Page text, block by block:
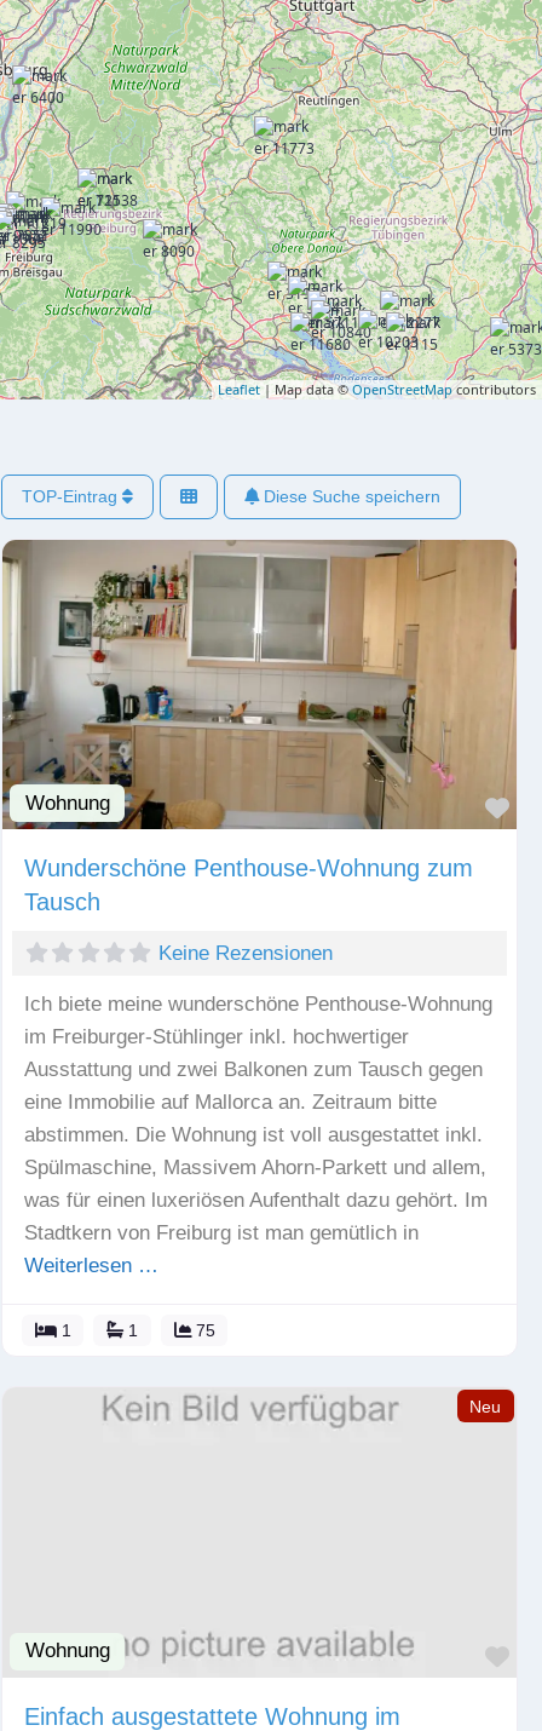
Leaflet | Map data ©OpenStreetMapcontributors
TOP-Eintrag Diese Suche speichern
Wohnung
Wunderschöne Penthouse-Wohnung zum
Tausch
Keine Rezensionen
Ich biete meine wunderschöne Penthouse-Wohnung
im Freiburger-Stühlinger inkl. hochwertiger
Ausstattung und zwei Balkonen zum Tausch gegen
eine Immobilie auf Mallorca an. Zeitraum bitte
abstimmen. Die Wohnung ist voll ausgestattet inkl.
Spülmaschine, Massivem Ahorn-Parkett und allem,
was für einen luxeriösen Aufenthalt dazu gehört. Im
Stadtkern von Freiburg ist man gemütlich in
Weiterlesen …
1 1 75
Neu
Wohnung
Einfach ausgestattete Wohnung im